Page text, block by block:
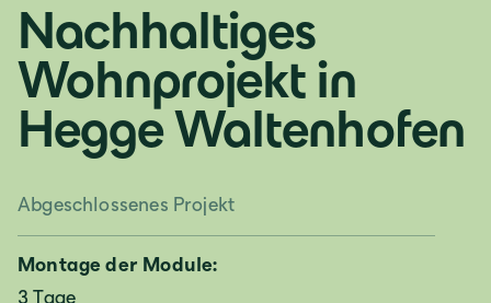
Nachhaltiges
Wohnprojekt in
Hegge Waltenhofen
Abgeschlossenes Projekt
Montage der Module:
3 Tage